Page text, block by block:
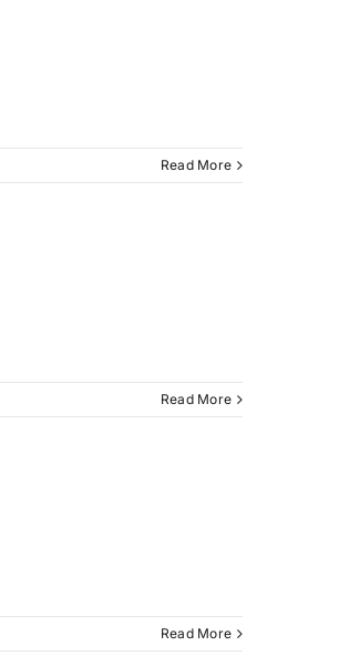
Read More
Read More
Read More